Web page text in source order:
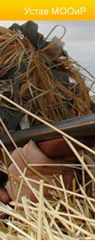
Устав МООиР